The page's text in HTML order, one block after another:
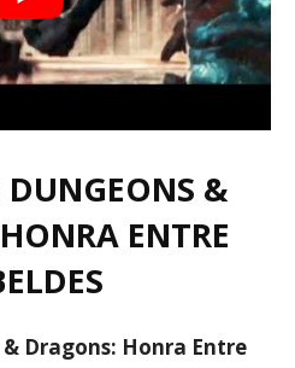
DUNGEONS &
ENTRE
Dragons: Honra Entre